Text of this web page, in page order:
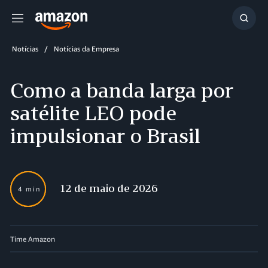
Menu
Notícias Notícias da Empresa
Como a banda larga por
satélite LEO pode
impulsionar o Brasil
4 min 12 de maio de 2026
Time Amazon